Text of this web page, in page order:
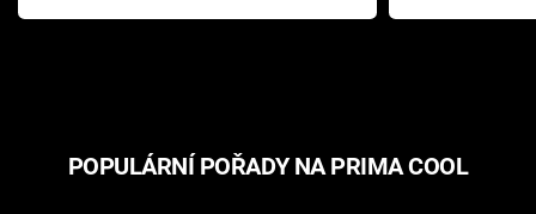
Pottera přišla s ráznou
přichází s
POPULÁRNÍ POŘADY NA PRIMA COOL